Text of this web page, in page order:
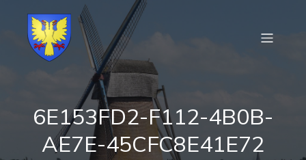
6E153FD2-F112-4B0B-
AE7E-45CFC8E41E72